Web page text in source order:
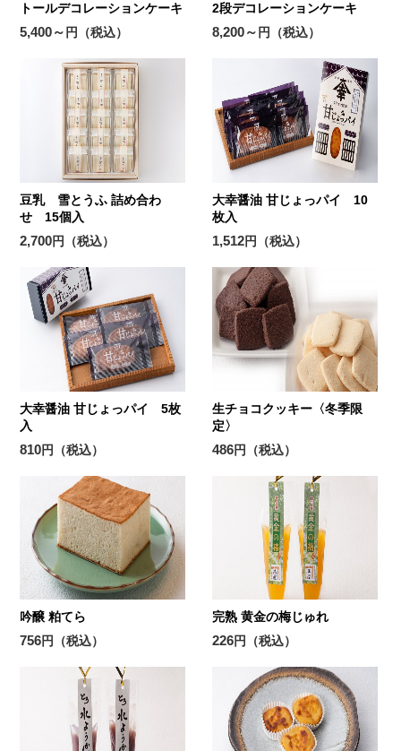
トールデコレーションケーキ
5,400～ 円（税込）
2段デコレーションケーキ
8,200～ 円（税込）
豆乳 雪とうふ 詰め合わ
せ 15個入
2,700円（税込）
大幸醤油 甘じょっパイ 10
枚入
1,512円（税込）
大幸醤油 甘じょっパイ 5枚
入
810円（税込）
生チョコクッキー〈冬季限
定〉
486円（税込）
吟醸 粕てら
756円（税込）
完熟 黄金の梅じゅれ
226円（税込）